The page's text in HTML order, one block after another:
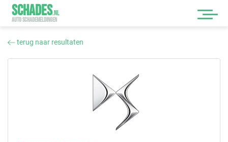
SCHADES.NL
AUTO SCHADEMELDINGEN
terug naar resultaten